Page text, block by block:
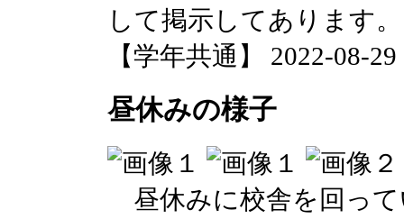
して掲示してあります。
【学年共通】 2022-08-
昼休みの様子
昼休みに校舎を回っ